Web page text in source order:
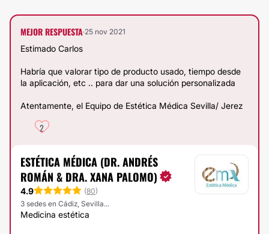
MEJOR RESPUESTA·25 nov 2021
Estimado Carlos
Habría que valorar tipo de producto usado, tiempo desde
la aplicación, etc .. para dar una solución personalizada
Atentamente, el Equipo de Estética Médica Sevilla/ Jerez
2
ESTÉTICA MÉDICA (DR. ANDRÉS
ROMÁN & DRA. XANA PALOMO)
4.9 (80)
3 sedes en Cádiz, Sevilla...
Medicina estética